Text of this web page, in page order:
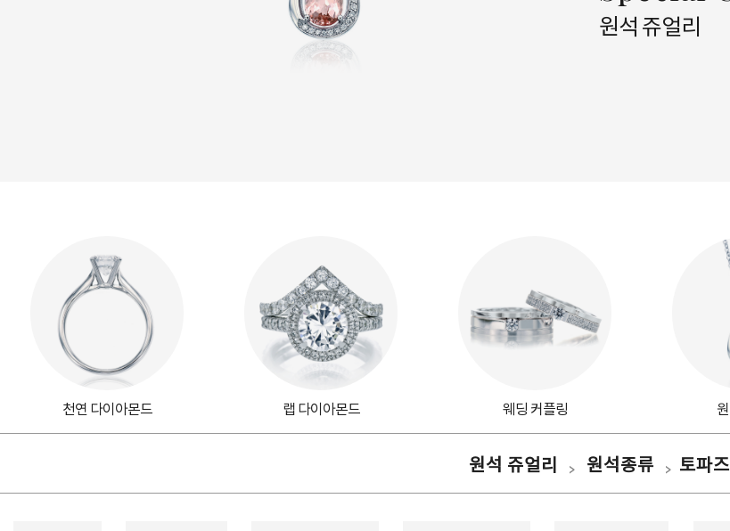
원석 쥬얼리
천연 다이아몬드 랩 다이아몬드 웨딩 커플링
원석 쥬얼리 > 원석종류 > 토파즈